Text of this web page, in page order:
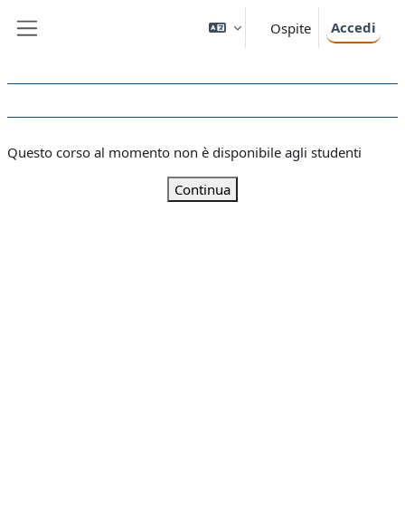
Ospite Accedi
Questo corso al momento non è disponibile agli studenti
Continua